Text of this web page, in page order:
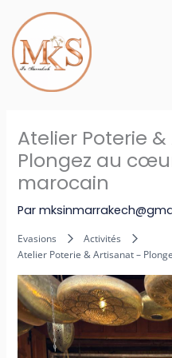
contenu
Atelier Poterie
Plongez au
marocain
Par
Evasions
Activités
Atelier Poterie & Artisanat –